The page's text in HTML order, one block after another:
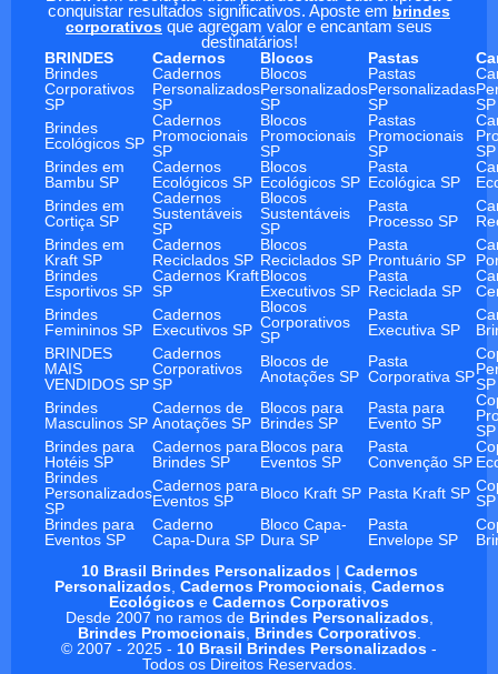
conquistar resultados significativos. Aposte em brindes
corporativos que agregam valor e encantam seus
destinatários!
BRINDES
Cadernos Blocos Pastas
Brindes
Corporativos
SP
Cadernos
Personalizados
SP
Blocos
Personalizados
SP
Pastas
Personalizadas
SP
SP
Brindes
Ecológicos SP
Cadernos
Promocionais
SP
Blocos
Promocionais
SP
Pastas
Promocionais
SP
SP
Brindes em
Bambu SP
Cadernos
Ecológicos SP
Blocos
Ecológicos SP
Pasta
Ecológica SP
Brindes em
Cortiça SP
Cadernos
Sustentáveis
SP
Blocos
Sustentáveis
SP
Pasta
Processo SP
Brindes em
Kraft SP
Cadernos
Reciclados SP
Blocos
Reciclados SP
Pasta
Prontuário SP
Brindes
Esportivos SP
Cadernos Kraft
SP
Blocos
Executivos SP
Pasta
Reciclada SP
Brindes
Femininos SP
Cadernos
Executivos SP
Blocos
Corporativos
SP
Pasta
Executiva SP
BRINDES
MAIS
VENDIDOS SP
Cadernos
Corporativos
SP
Blocos de
Anotações SP
Pasta
Corporativa SPSP
Brindes
Masculinos SP
Cadernos de
Anotações SP
Blocos para
Brindes SP
Pasta para
Evento SP
SP
Brindes para
Hotéis SP
Cadernos para
Brindes SP
Blocos para
Eventos SP
Pasta
Convenção SP
Brindes
Personalizados
SP
Cadernos para
Eventos SP
Bloco Kraft SP Pasta Kraft SP SP
Brindes para
Eventos SP
Caderno
Capa-Dura SP
Bloco Capa-
Dura SP
Pasta
Envelope SP
10 Brasil Brindes Personalizados| Cadernos
Personalizados, Cadernos Promocionais, Cadernos
Ecológicos e Cadernos Corporativos
Desde 2007 no ramos de Brindes Personalizados,
Brindes Promocionais, Brindes Corporativos.
© 2007 - 2025 - 10 Brasil Brindes Personalizados -
Todos os Direitos Reservados.